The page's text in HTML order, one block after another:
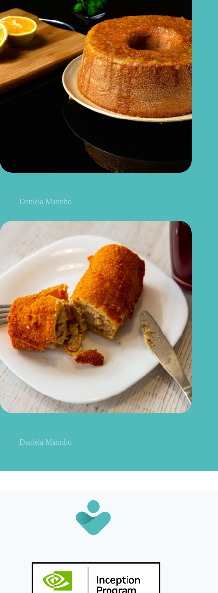
Daniela Marinho
Daniela Marinho